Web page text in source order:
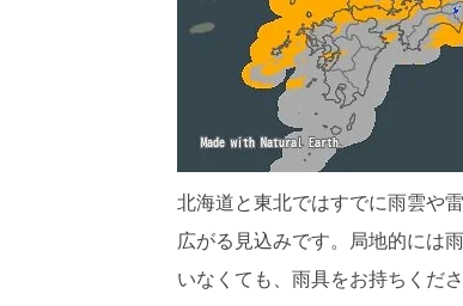
北海道と東北ではすでに雨雲や
広がる見込みです。局地的には
いなくても、雨具をお持ちくだ